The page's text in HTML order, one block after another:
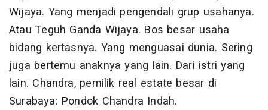
Wijaya. Yang menjadi pengendali grup usahanya.
Atau Teguh Ganda Wijaya. Bos besar usaha
bidang kertasnya. Yang menguasai dunia. Sering
juga bertemu anaknya yang lain. Dari istri yang
lain. Chandra, pemilik real estate besar di
Surabaya: Pondok Chandra Indah.